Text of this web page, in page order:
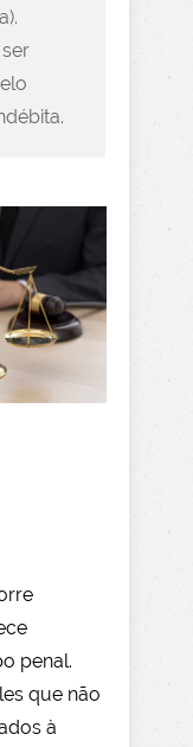
penal.
que não
à